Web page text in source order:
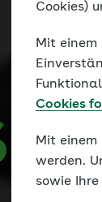
Cookies)
Mit
Cookies
Mit einem
werden.
sowie